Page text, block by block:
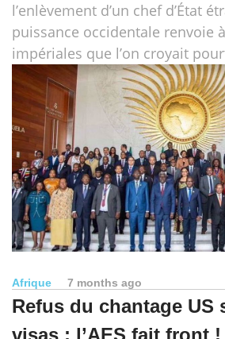
l’enlèvement d’un chef d’État
puissance occidentale renvoie
impériales que l’on croyait
Afrique 7 months ago
Refus du chantage US
visas : l’AES fait front !